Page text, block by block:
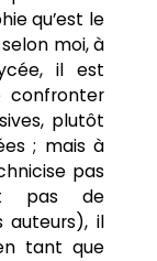
qu’est le
moi, à
il est
confronter
plutôt
; mais à
pas
pas de
auteurs), il
tant que